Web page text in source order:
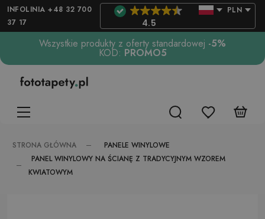
INFOLINIA +48 32 700
37 17
4.5
PLN
Wszystkie produkty z oferty standardowej -5%
KOD: PROMO5
STRONA GŁÓWNA
PANELE WINYLOWE
PANEL WINYLOWY NA ŚCIANĘ Z TRADYCYJNYM WZOREM
KWIATOWYM